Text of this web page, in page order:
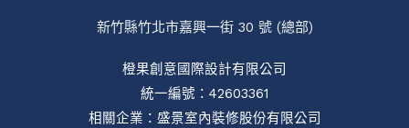
新竹縣竹北市嘉興一街 30 號 (總部)
橙果創意國際設計有限公司
統一編號：42603361
相關企業： 盛景室內裝修股份有限公司